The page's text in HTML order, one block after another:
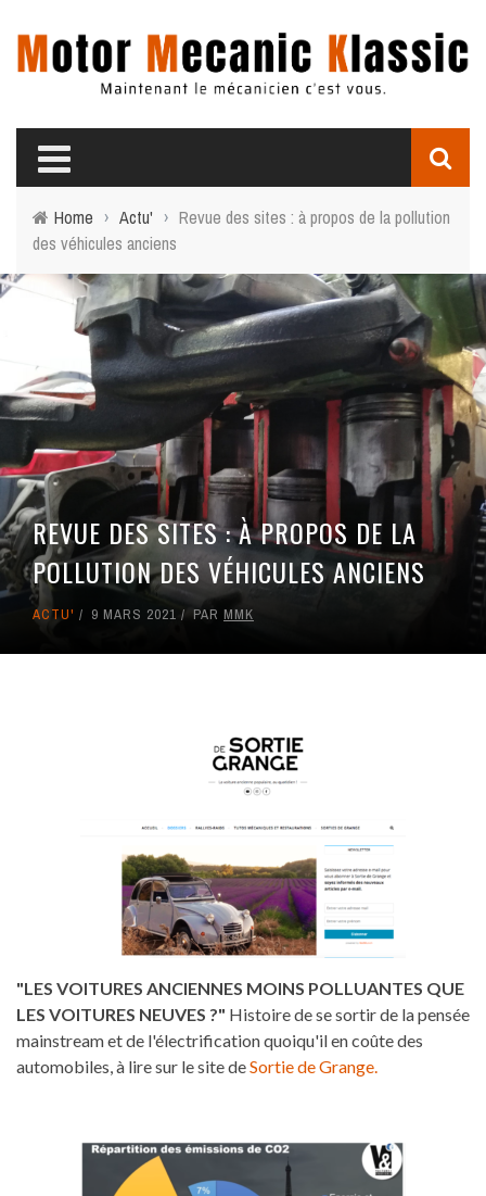
Home › Actu' › Revue des sites : à propos de la pollution
des véhicules anciens
REVUE DES SITES : À PROPOS DE LA
POLLUTION DES VÉHICULES ANCIENS
ACTU' 9 MARS 2021 PAR MMK
"LES VOITURES ANCIENNES MOINS POLLUANTES QUE
LES VOITURES NEUVES ?" Histoire de se sortir de la pensée
mainstream et de l'électrification quoiqu'il en coûte des
automobiles, à lire sur le site deSortie de Grange.